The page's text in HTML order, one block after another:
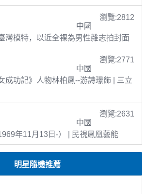
瀏覽:2812
中國
灣模特，以近全裸為男性雜志拍封面
瀏覽:2771
中國
成功記》人物林柏鳳--游詩璟飾 | 三立
瀏覽:2631
中國
年11月13日-） | 民視鳳凰藝能
明星隨機推薦